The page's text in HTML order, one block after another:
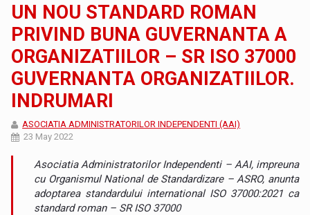
UN NOU STANDARD ROMAN
PRIVIND BUNA GUVERNANTA A
ORGANIZATIILOR – SR ISO 37000
GUVERNANTA ORGANIZATIILOR.
INDRUMARI
ASOCIATIA ADMINISTRATORILOR INDEPENDENTI (AAI)
23 May 2022
Asociatia Administratorilor Independenti – AAI, impreuna
cu Organismul National de Standardizare – ASRO, anunta
adoptarea standardului international ISO 37000:2021 ca
standard roman – SR ISO 37000